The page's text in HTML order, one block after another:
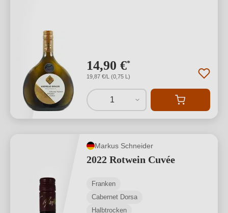
14,90 €*
19,87 €/L (0,75 L)
1
Markus Schneider
2022 Rotwein Cuvée
Franken
Cabernet Dorsa
Halbtrocken